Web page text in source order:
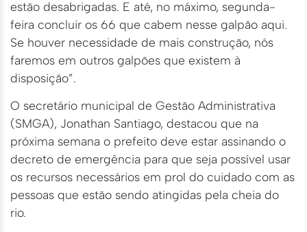
estão desabrigadas. E até, no máximo, segunda-
feira concluir os 66 que cabem nesse galpão aqui.
Se houver necessidade de mais construção, nós
faremos em outros galpões que existem à
disposição”.
O secretário municipal de Gestão Administrativa
(SMGA), Jonathan Santiago, destacou que na
próxima semana o prefeito deve estar assinando o
decreto de emergência para que seja possível usar
os recursos necessários em prol do cuidado com as
pessoas que estão sendo atingidas pela cheia do
rio.